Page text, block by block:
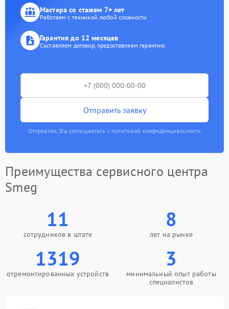
Мастера со стажем 7+ лет
Работаем с техникой любой сложности
Гарантия до 12 месяцев
Составляем договор, предоставляем гарантию
Отправить заявку
Отправляя, Вы соглашаетесь с политикой конфиденциальности
Преимущества сервисного центра
Smeg
11
сотрудников в штате
8
лет на рынке
1319
отремонтированных устройств
3
минимальный опыт работы
специалистов